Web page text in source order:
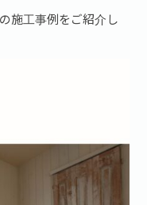
施工事例をご紹介し